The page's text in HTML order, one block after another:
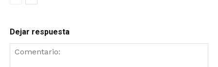
Dejar respuesta